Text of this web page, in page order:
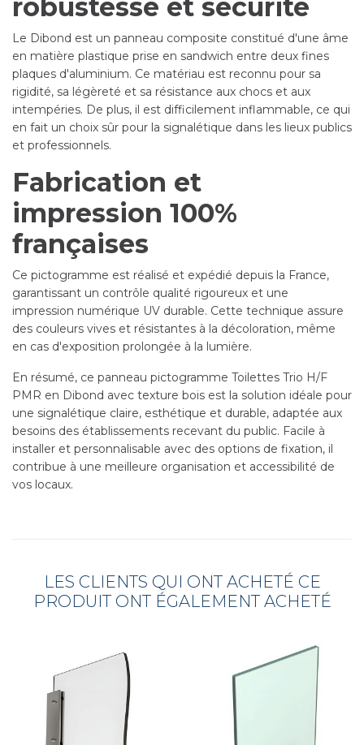
robustesse et sécurité
Le Dibond est un panneau composite constitué d'une âme
en matière plastique prise en sandwich entre deux fines
plaques d'aluminium. Ce matériau est reconnu pour sa
rigidité, sa légèreté et sa résistance aux chocs et aux
intempéries. De plus, il est difficilement inflammable, ce qui
en fait un choix sûr pour la signalétique dans les lieux publics
et professionnels.
Fabrication et
impression 100%
françaises
Ce pictogramme est réalisé et expédié depuis la France,
garantissant un contrôle qualité rigoureux et une
impression numérique UV durable. Cette technique assure
des couleurs vives et résistantes à la décoloration, même
en cas d'exposition prolongée à la lumière.
En résumé, ce panneau pictogramme Toilettes Trio H/F
PMR en Dibond avec texture bois est la solution idéale pour
une signalétique claire, esthétique et durable, adaptée aux
besoins des établissements recevant du public. Facile à
installer et personnalisable avec des options de fixation, il
contribue à une meilleure organisation et accessibilité de
vos locaux.
LES CLIENTS QUI ONT ACHETÉ CE
PRODUIT ONT ÉGALEMENT ACHETÉ